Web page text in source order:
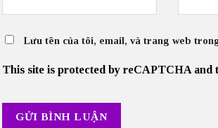
Lưu tên của tôi, email, và trang web
This site is protected by reCAPTCHA and